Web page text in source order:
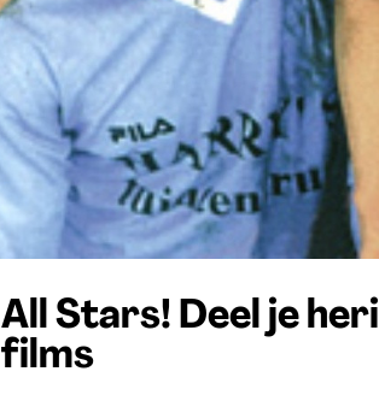
All Stars! Deel je
films